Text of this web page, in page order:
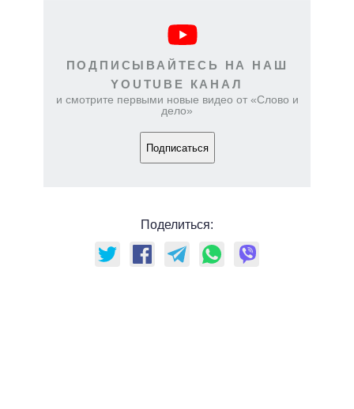
ПОДПИСЫВАЙТЕСЬ НА НАШ
YOUTUBE КАНАЛ
и смотрите первыми новые видео от «Слово и
дело»
Подписаться
Поделиться: